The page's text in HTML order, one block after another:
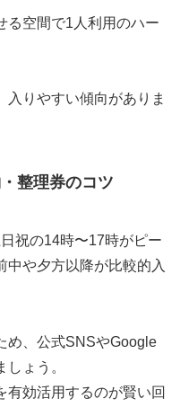
る空間で1人利用のハー
りやすい傾向がありま
整理券のコツ
祝の14時〜17時がピー
中や夕方以降が比較的入
め、公式SNSやGoogle
ょう。
有効活用するのが賢い回